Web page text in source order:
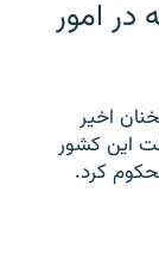
در امور
اخیر
این کشور
کرد.